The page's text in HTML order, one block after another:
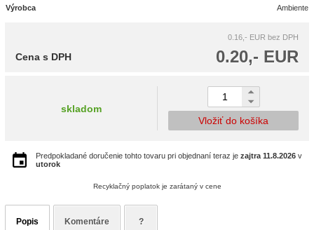
Výrobca
Ambiente
0.16,- EUR bez DPH
0.20,- EUR
Cena s DPH
skladom
Vložiť do košíka
Predpokladané doručenie tohto tovaru pri objednaní teraz je zajtra 11.8.2026 v
utorok
Recyklačný poplatok je zarátaný v cene
Popis Komentáre ?